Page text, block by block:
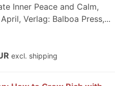
Inner Peace and Calm,
Verlag: Balboa Press,...
excl. shipping